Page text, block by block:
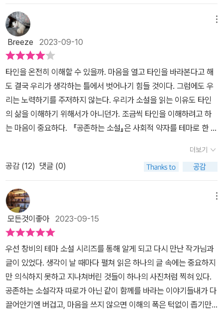
더 여성스러운 옷을 입어 보라”는 말을 들어야 했다. 아이러니하게도
남자로 오해받았을 때 더 안전하다고 느꼈던 ‘수진’은, 여성인 것이
‘발각’되면서 폭력의 대상으로 내몰린다. 다시 찾은 공원에서 생판 모
다면, ‘수진’은 눈물을 멈출 수 없었을 것이다. 「고백」(최은영)의 ‘미
주’는 가톨릭에 귀의하여 수사가 된 ‘종은’에게 고해성사를 하듯 어린
시절의 일을 꺼내놓는다. ‘미주’는 ‘주나’와 ‘진희’를 “고등학교 1학년
때 같은 반에서 만났”다. 셋은 “그냥 친구”가 아닐 정도로 친했고, “서
로 정말 좋아하는 사이”였다. 하지만 자신이 레즈비언이라고 고백한
‘진희’ 앞에서 ‘주나’는 “정말 역겹다”고 말하고 “미주는 어떤 말을 해
야 할지 알지 못했”다. ‘진희’는 세상이 자신을 등지는 느낌을 받았고,
람의 관계는 완전히 망가진다. 이제 세상에 ‘진희’는 없다. 더 큰 어려
움이 닥치기 전에, 우리는 「고백」이 알려 주는 “이야기해 줘서 고맙
다”, “나는 너의 편이”다와 같은 지혜로운 말들을 기억해야 한다. 이
책이 열악한 위치에 놓인 우리 사회 구성원들에 대해 인식하고, 배타
적인 공동체가 아닌 환대하고 함께하는 열린 공동체를 지향하는 데
조금이라도 도움이 되길 바란다. ‘각자 따로 있는 것’이 아닌 ‘같이 함
께 있는 것’을 지향하면서 말이다. 지금 우리에게 필요한 것은 ‘다시,
계속해서, 희망하는 태도’일 테니까.
거라는 생각 때문이다. 그러니까 혐오와 차별의 대상이 되지 않을 거
라는 안이한 태도 말이다. 창비교육에서 청소년을 대상으로 엮은 『공
존하는 소설』을 읽으면서 우리가 얼마나 암묵적으로 비난하고 방관
하는지 확인했다. 우리 사회의 단면을 보여주는 소설들, 그 단면에 나
도 속하고 있다는 생각에 화들짝 놀라며 미안하고 부끄러웠다. 수록
된 8편의 이야기 가운데 5편은 이미 읽은 소설이지만 다시 읽고 눈이
오래 닿는 문장은 여전히 같았다. 김숨의 건조하고 단단함과 최은영
의 다정한 호흡을 느낄 수 있었던 소설부터 말하자면 김숨은 「고요한
밤, 거룩한 밤」에서 고독사와 가난한 노인의 삶에 대해 말한다. 당장
은 늙지 않고 노인이 아니기에 우리가 외면하는 그들의 삶. 아내가 죽
고 혼자 남은 노인의 곁에는 아내가 데려온 한 마리 개만 남았다. 자식
도 이웃도 친구도 없이 혼자 쓸쓸하게 죽음을 맞이하는 삶은 더 이상
게 학창 시절의 일을 꺼낸다. 절친 그 이상으로 가까웠던 주나와 진희
와 보낸 시간들을 어쩌다 그들의 관계가 달라졌는지 들려준다. 레즈
비언이라고 고백한 진희를 대하는 주나와 미주의 태도. 아무도 없다
고 느꼈을 진희는 세상을 등진다. 가장 든든하다고 여겼기에 주나와
미주에게 고백했을 진희. 그렇구나 하고 받아들여주는 마음은 어디에
도 없었다. 그 시간으로 돌아갈 수 없기에 더욱 안타까운 미주의 마음
은 우리에게 말한다. 다르다는 건 잘못이 아니라고 나의 삶을 지지한
다고 말할 수 있어야 한다고 말이다. 시간을 되돌려 어느 한순간으로
갈 수 있다면 그때로 가고 싶다고 미주는 간절히 생각했다 그때로 돌
Breeze 2023-09-10
타인을 온전히 이해할 수 있을까. 마음을 열고 타인을 바라본다고 해
도 결국 우리가 생각하는 틀에서 벗어나기 힘들 것이다. 그럼에도 우
리는 노력하기를 주저하지 않는다. 우리가 소설을 읽는 이유도 타인
의 삶을 이해하기 위해서가 아니던가. 조금씩 타인을 이해하려고 하
는 마음이 중요하다. 『공존하는 소설』은 사회적 약자를 테마로 한 소
가질게」는 사회적 약자 중에서도 폭력에 노출된 한 아이를 바라봄과
동시에 폭력에 대처하는 힘을 얻게 되는 내용이다. 어린이집 교사로
있는 ‘나’는 한 아이가 입학했을 때 아이의 엄마가 아동학대 경험이 있
다는 내용의 공문을 받았다. 매일 아이가 등원하면 옷을 벗겨 아이의
몸 상태를 살폈다. 몸 여기저기에 멍이 발견되자 아동복지국에 신고
해 엄마로부터 분리했다. 할아버지 집에서 등원하기 시작한 아이에게
이상징후가 생겼다. 아동복지국이 아닌 경찰에 신고해 아동학대에서
벗어날 수 있게 했다. ‘나’가 경찰에 신고할 수 있었던 것은 다른 폭
력에 노출된 언니와 함께 지내면서부터다. 습관적으로 타인에게 이용
당하던 언니가 안락사의 위기에 처한 개를 입양하기로 정한 것을 인
정하면서 상처받은 사람을 이해할 수 있었을 것이다. 상처에 노출된
사람이 같은 상처를 지닌 존재를 끌어안으며 상처를 치유할 수 있었
더보기
공감 (12) 댓글 (0)
모든것이좋아2023-09-15
우선 창비의 테마 소설 시리즈를 통해 알게 되고 다시 만난 작가님과
글이 있었다. 생각이 날 때마다 펼쳐 읽은 하나의 글 속에는 중요하지
만 의식하지 못하고 지나쳐버린 것들이 하나의 사진처럼 찍혀 있다.​
공존하는 소설​각자 따로가 아닌 같이 함께를 바라는 이야기들내가 다
끌어안기엔 버겁고, 마음을 쓰지 않으면 이해의 폭은 턱없이 좁기만